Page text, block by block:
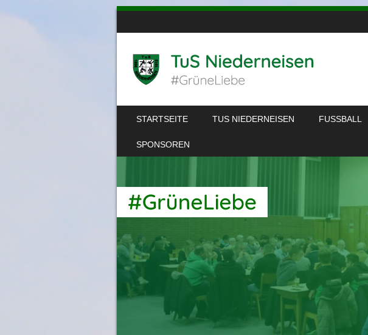
STARTSEITE TUS NIEDERNEISEN FUSSBALL
SPONSOREN